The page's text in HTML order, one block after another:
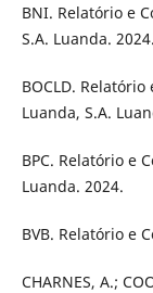
BNI. Relatório e
S.A. Luanda. 2024.
BOCLD.
Luanda, S.A.
BPC. Relatório e
Luanda. 2024.
BVB. Relatório e
CHARNES, A.;